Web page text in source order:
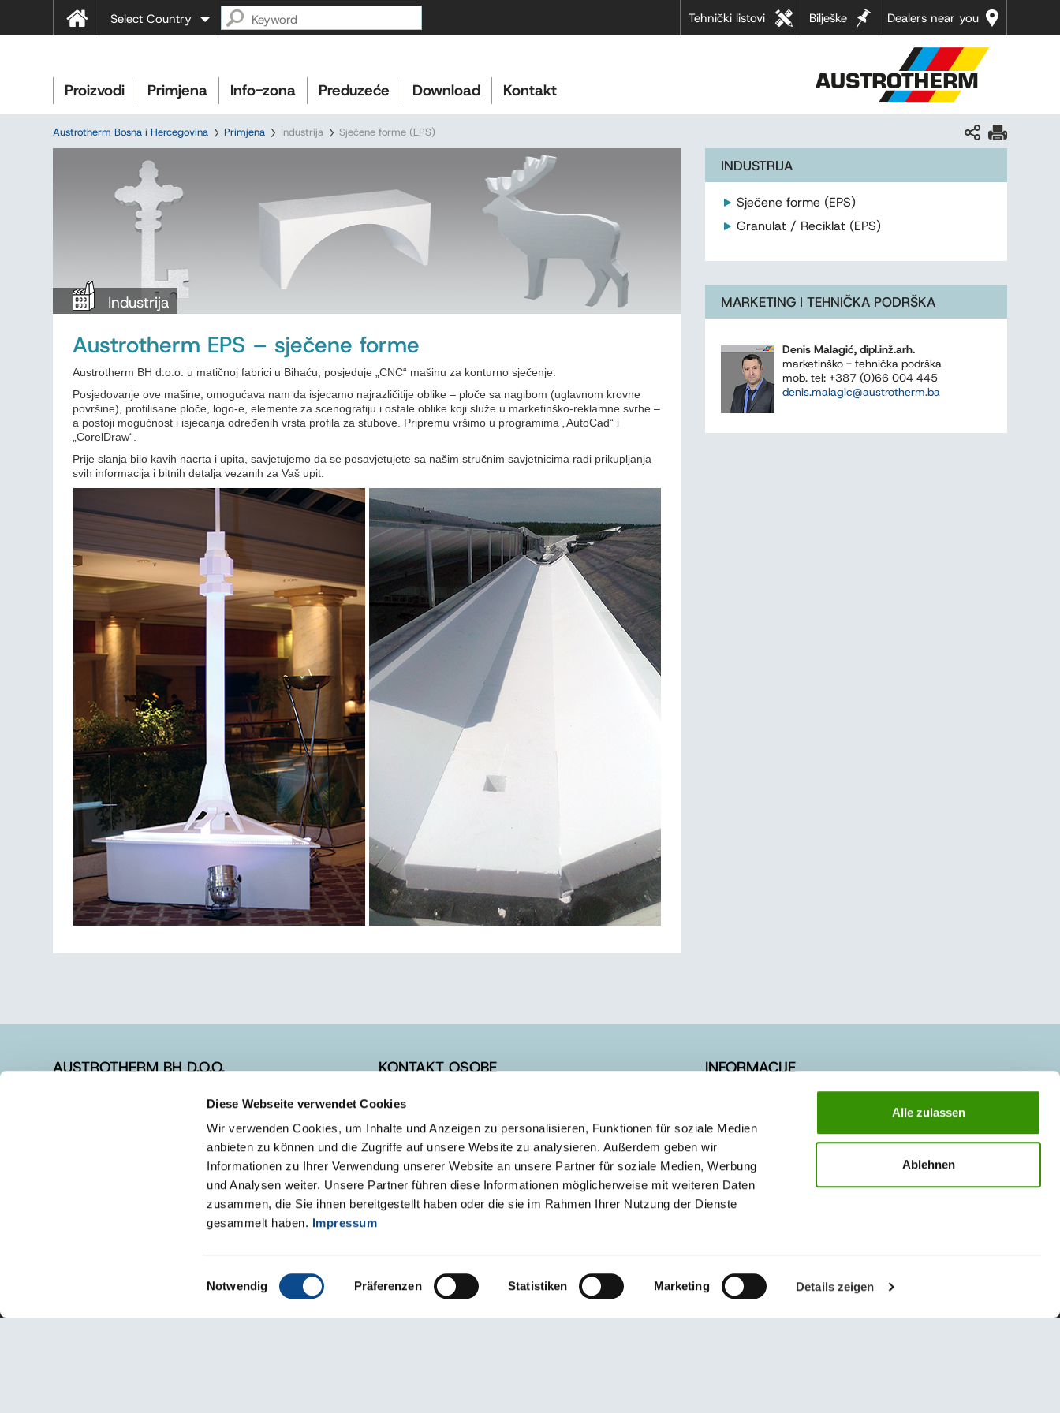
Diese Webseite verwendet Cookies
Wir verwenden Cookies, um Inhalte und Anzeigen zu personalisieren, Funktionen für soziale Medien
anbieten zu können und die Zugriffe auf unsere Website zu analysieren. Außerdem geben wir
Informationen zu Ihrer Verwendung unserer Website an unsere Partner für soziale Medien, Werbung
und Analysen weiter. Unsere Partner führen diese Informationen möglicherweise mit weiteren Daten
zusammen, die Sie ihnen bereitgestellt haben oder die sie im Rahmen Ihrer Nutzung der Dienste
gesammelt haben. Impressum
Einwilligungsauswahl
Notwendig Präferenzen Statistiken Marketing Details zeigen
Alle zulassen
Ablehnen
Dealers near you
Bilješke
Tehnički listovi
Select Country
Proizvodi Primjena Info-zona Preduzeće Download Kontakt
Austrotherm Bosna i Hercegovina Primjena Industrija Sječene forme (EPS)
Industrija
Austrotherm EPS – sječene forme
Austrotherm BH d.o.o. u matičnoj fabrici u Bihaću, posjeduje „CNC“ mašinu za konturno sječenje.
Posjedovanje ove mašine, omogućava nam da isjecamo najrazličitije oblike – ploče sa nagibom (uglavnom krovne
površine), profilisane ploče, logo-e, elemente za scenografiju i ostale oblike koji služe u marketinško-reklamne svrhe –
a postoji mogućnost i isjecanja određenih vrsta profila za stubove. Pripremu vršimo u programima „AutoCad“ i
„CorelDraw“.
Prije slanja bilo kavih nacrta i upita, savjetujemo da se posavjetujete sa našim stručnim savjetnicima radi prikupljanja
svih informacija i bitnih detalja vezanih za Vaš upit.
INDUSTRIJA
Sječene forme (EPS)
Granulat / Reciklat (EPS)
MARKETING I TEHNIČKA PODRŠKA
Denis Malagić, dipl.inž.arh.
marketinško - tehnička podrška
mob. tel: +387 (0)66 004 445
denis.malagic@austrotherm.ba
AUSTROTHERM BH D.O.O. KONTAKT OSOBE
Prodaja
Marketing i tehnička podrška
INFORMACIJE
Referentni objekti
Posao / Karijera
Uputstvo za korištenje internet stranice
Uputstvo za korištenje internet stranice